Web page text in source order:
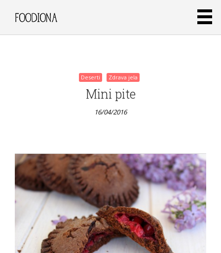
Zdrava jela
Ultimativni
sendvič
16/04/2016
Deserti Zdrava jela
Mini pite
16/04/2016